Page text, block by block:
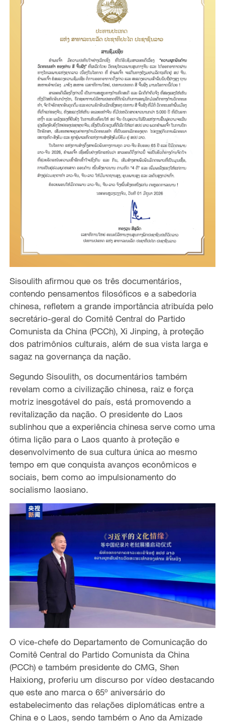
Sisoulith afirmou que os três documentários,
contendo pensamentos filosóficos e a sabedoria
chinesa, refletem a grande importância atribuída pelo
secretário-geral do Comitê Central do Partido
Comunista da China (PCCh), Xi Jinping, à proteção
dos patrimônios culturais, além de sua vista larga e
sagaz na governança da nação.
Segundo Sisoulith, os documentários também
revelam como a civilização chinesa, raiz e força
motriz inesgotável do país, está promovendo a
revitalização da nação. O presidente do Laos
sublinhou que a experiência chinesa serve como uma
ótima lição para o Laos quanto à proteção e
desenvolvimento de sua cultura única ao mesmo
tempo em que conquista avanços econômicos e
sociais, bem como ao impulsionamento do
socialismo laosiano.
O vice-chefe do Departamento de Comunicação do
Comitê Central do Partido Comunista da China
(PCCh) e também presidente do CMG, Shen
Haixiong, proferiu um discurso por vídeo destacando
que este ano marca o 65º aniversário do
estabelecimento das relações diplomáticas entre a
China e o Laos, sendo também o Ano da Amizade